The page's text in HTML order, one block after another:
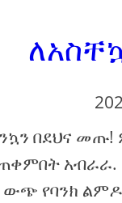
በደህና
ውጭ የባንክ